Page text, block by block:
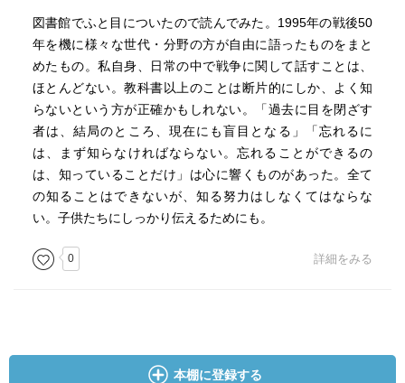
図書館でふと目についたので読んでみた。1995年の戦後50
年を機に様々な世代・分野の方が自由に語ったものをまと
めたもの。私自身、日常の中で戦争に関して話すことは、
ほとんどない。教科書以上のことは断片的にしか、よく知
らないという方が正確かもしれない。「過去に目を閉ざす
者は、結局のところ、現在にも盲目となる」「忘れるに
は、まず知らなければならない。忘れることができるの
は、知っていることだけ」は心に響くものがあった。全て
の知ることはできないが、知る努力はしなくてはならな
い。子供たちにしっかり伝えるためにも。
0 詳細をみる
本棚に登録する